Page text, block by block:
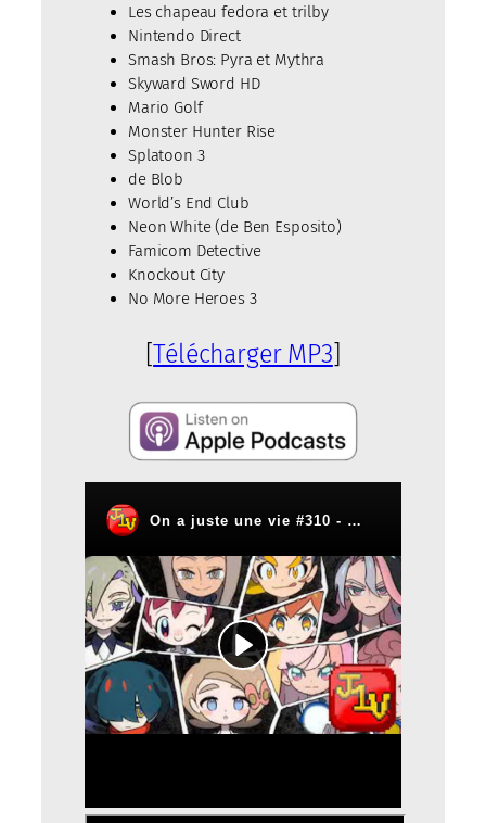
Les chapeau fedora et trilby
Nintendo Direct
Smash Bros: Pyra et Mythra
Skyward Sword HD
Mario Golf
Monster Hunter Rise
Splatoon 3
de Blob
World’s End Club
Neon White (de Ben Esposito)
Famicom Detective
Knockout City
No More Heroes 3
[Télécharger MP3]